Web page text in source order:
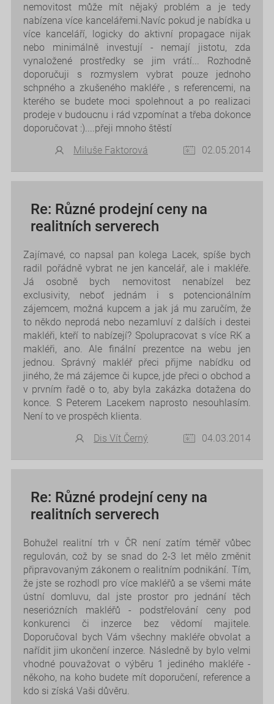
nemovitost může mít nějaký problém a je tedy
nabízena více kancelářemi.Navíc pokud je nabídka u
více kanceláří, logicky do aktivní propagace nijak
nebo minimálně investují - nemají jistotu, zda
vynaložené prostředky se jim vrátí... Rozhodně
doporučuji s rozmyslem vybrat pouze jednoho
schpného a zkušeného makléře , s referencemi, na
kterého se budete moci spolehnout a po realizaci
prodeje v budoucnu i rád vzpomínat a třeba dokonce
doporučovat :)....přeji mnoho štěstí
Miluše Faktorová
02.05.2014
Re: Různé prodejní ceny na
realitních serverech
Zajímavé, co napsal pan kolega Lacek, spíše bych
radil pořádně vybrat ne jen kancelář, ale i makléře.
Já osobně bych nemovitost nenabízel bez
exclusivity, neboť jednám i s potencionálním
zájemcem, možná kupcem a jak já mu zaručím, že
to někdo neprodá nebo nezamluví z dalších i destei
makléři, kteří to nabízejí? Spolupracovat s více RK a
makléři, ano. Ale finální prezentce na webu jen
jednou. Správný makléř přeci přijme nabídku od
jiného, že má zájemce či kupce, jde přeci o obchod a
v prvním řadě o to, aby byla zakázka dotažena do
konce. S Peterem Lacekem naprosto nesouhlasím.
Není to ve prospěch klienta.
Dis Vít Černý
04.03.2014
Re: Různé prodejní ceny na
realitních serverech
Bohužel realitní trh v ČR není zatím téměř vůbec
regulován, což by se snad do 2-3 let mělo změnit
připravovaným zákonem o realitním podnikání. Tím,
že jste se rozhodl pro více makléřů a se všemi máte
ústní domluvu, dal jste prostor pro jednání těch
neseriózních makléřů - podstřelování ceny pod
konkurenci či inzerce bez vědomí majitele.
Doporučoval bych Vám všechny makléře obvolat a
nařídit jim ukončení inzerce. Následně by bylo velmi
vhodné pouvažovat o výběru 1 jediného makléře -
někoho, na koho budete mít doporučení, reference a
kdo si získá Vaši důvěru.